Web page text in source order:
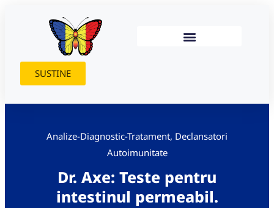
SUSTINE
Analize-Diagnostic-Tratament, Declansatori
Autoimunitate
Dr. Axe: Teste pentru
intestinul permeabil.